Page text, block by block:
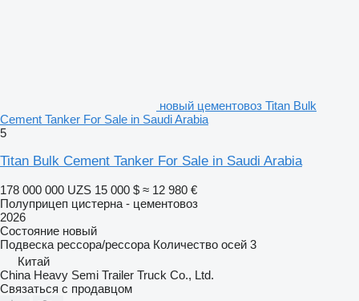
новый цементовоз Titan Bulk
Cement Tanker For Sale in Saudi Arabia
5
Titan Bulk Cement Tanker For Sale in Saudi Arabia
178 000 000 UZS 15 000 $ ≈ 12 980 €
Полуприцеп цистерна - цементовоз
2026
Состояние новый
Подвеска рессора/рессора Количество осей 3
Китай
China Heavy Semi Trailer Truck Co., Ltd.
Связаться с продавцом